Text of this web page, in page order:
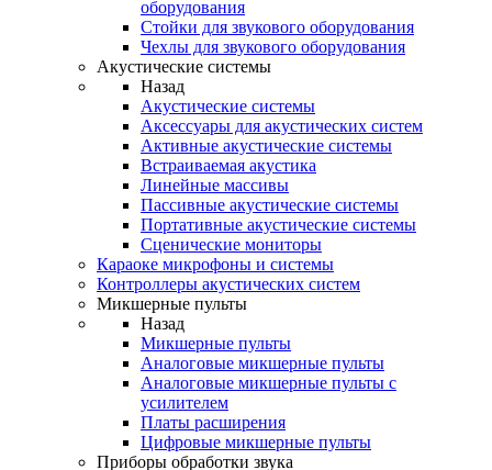
оборудования
Стойки для звукового оборудования
Чехлы для звукового оборудования
Акустические системы
Назад
Акустические системы
Аксессуары для акустических систем
Активные акустические системы
Встраиваемая акустика
Линейные массивы
Пассивные акустические системы
Портативные акустические системы
Сценические мониторы
Караоке микрофоны и системы
Контроллеры акустических систем
Микшерные пульты
Назад
Микшерные пульты
Аналоговые микшерные пульты
Аналоговые микшерные пульты с
усилителем
Платы расширения
Цифровые микшерные пульты
Приборы обработки звука